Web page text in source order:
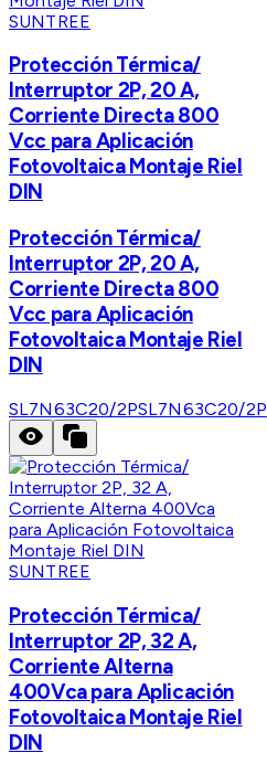
SUNTREE
Protección Térmica/
Interruptor 2P, 20 A,
Corriente Directa 800
Vcc para Aplicación
Fotovoltaica Montaje Riel
DIN
Protección Térmica/
Interruptor 2P, 20 A,
Corriente Directa 800
Vcc para Aplicación
Fotovoltaica Montaje Riel
DIN
SL7N63C20/2PSL7N63C20/2P
SUNTREE
Protección Térmica/
Interruptor 2P, 32 A,
Corriente Alterna
400Vca para Aplicación
Fotovoltaica Montaje Riel
DIN